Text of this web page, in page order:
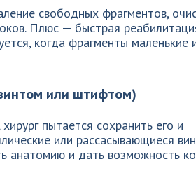
свободных фрагментов,
Плюс — быстрая
когда фрагменты маленькие
или штифтом)
пытается сохранить его и
или рассасывающиеся
анатомию и дать возможность